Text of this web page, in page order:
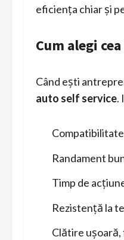
eficiența chiar și
Cum alegi
Când ești
auto self service.
Randament
Timp de
Rezistență la
Clătire